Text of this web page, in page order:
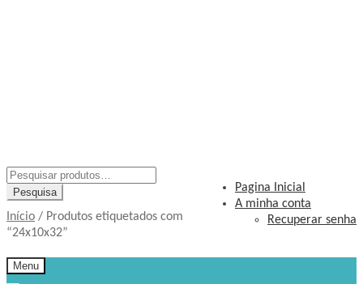
Pagina Inicial
A minha conta
Recuperar senha
Pesquisar
por:
Pesquisa
Menu
Início / Produtos etiquetados com
“24x10x32”